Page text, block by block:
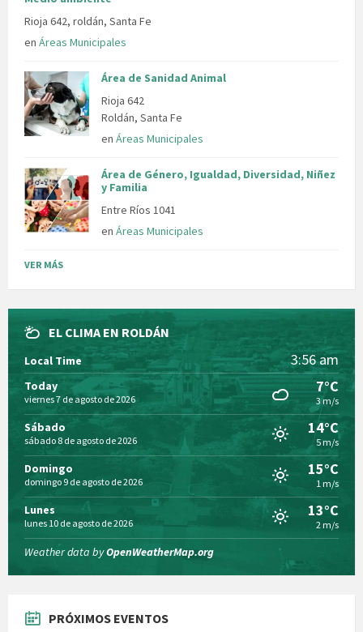
Rioja 642, roldán, Santa Fe
en Áreas Municipales
Área de Sanidad Animal
Rioja 642
Roldán, Santa Fe
en Áreas Municipales
Área de Género, Igualdad, Diversidad, Niñez
y Familia
Entre Ríos 1041
en Áreas Municipales
VER MÁS
EL CLIMA EN ROLDÁN
Local Time 3:56 am
Today
viernes 7 de agosto de 2026
7°C
3 m/s
Sábado
sábado 8 de agosto de 2026
14°C
5 m/s
Domingo
domingo 9 de agosto de 2026
15°C
1 m/s
Lunes
lunes 10 de agosto de 2026
13°C
2 m/s
Weather data byOpenWeatherMap.org
PRÓXIMOS EVENTOS